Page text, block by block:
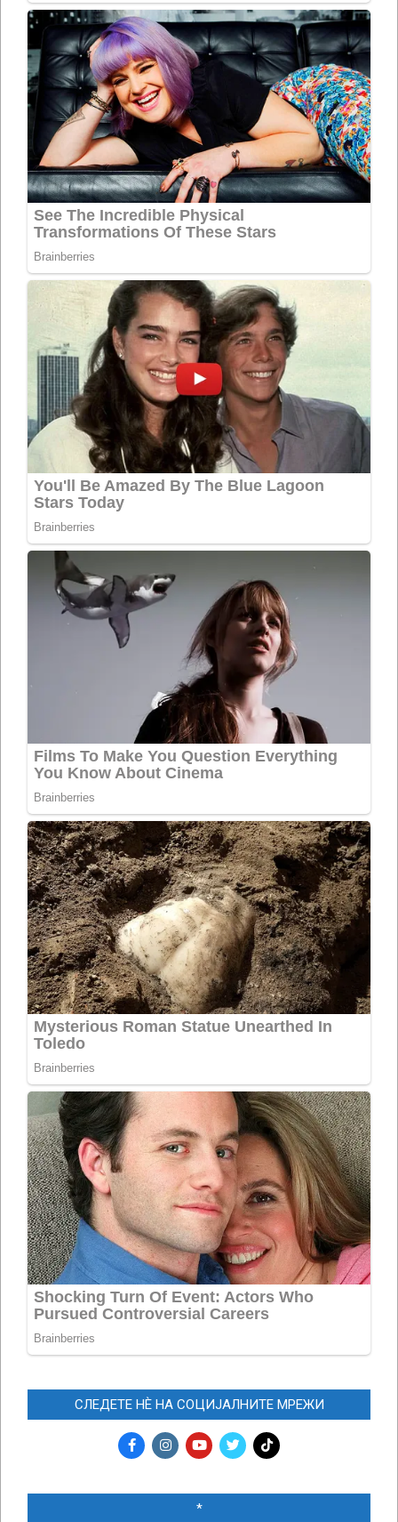
СЛЕДЕТЕ НЀ НА СОЦИЈАЛНИТЕ МРЕЖИ
*